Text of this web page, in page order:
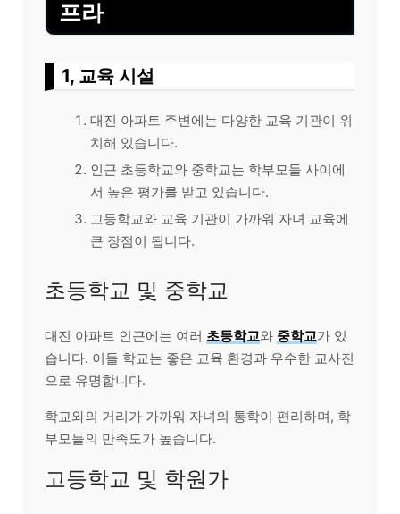
프라
1, 교육 시설
대진 아파트 주변에는 다양한 교육 기관이 위
치해 있습니다.
인근 초등학교와 중학교는 학부모들 사이에
서 높은 평가를 받고 있습니다.
고등학교와 교육 기관이 가까워 자녀 교육에
큰 장점이 됩니다.
초등학교 및 중학교
대진 아파트 인근에는 여러 초등학교와 중학교가 있
습니다. 이들 학교는 좋은 교육 환경과 우수한 교사진
으로 유명합니다.
학교와의 거리가 가까워 자녀의 통학이 편리하며, 학
부모들의 만족도가 높습니다.
고등학교 및 학원가